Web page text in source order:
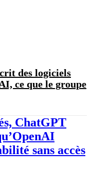
des logiciels
ce que le groupe
ChatGPT
sans accès